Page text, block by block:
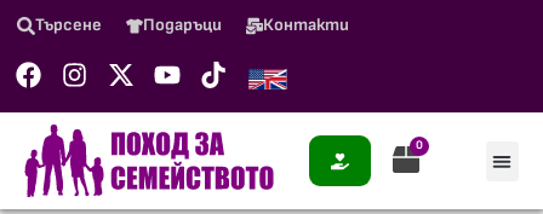
Търсене Подаръци Контакти
0